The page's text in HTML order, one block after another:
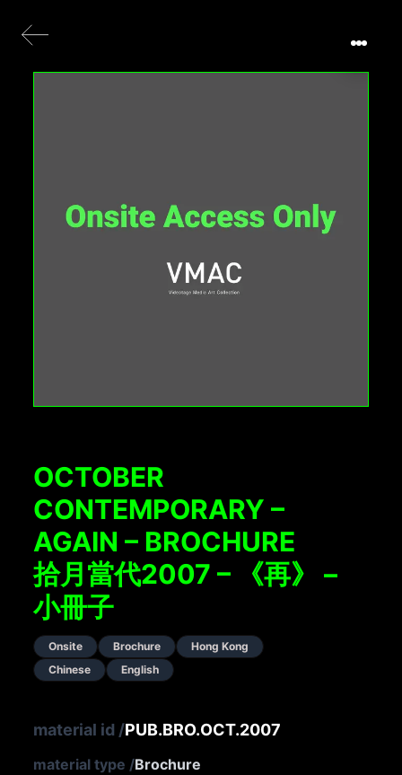
OCTOBER
CONTEMPORARY –
AGAIN – BROCHURE
拾月當代2007 – 《再》 –
小冊子
Onsite Brochure
Hong Kong
Chinese
English
material id /PUB.BRO.OCT.2007
material type /Brochure